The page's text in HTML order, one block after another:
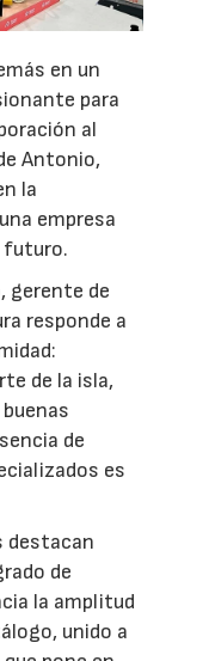
en un
para
al
Antonio,
la
empresa
futuro.
gerente de
responde a
de la isla,
de
es
destacan
de
la amplitud
unido a